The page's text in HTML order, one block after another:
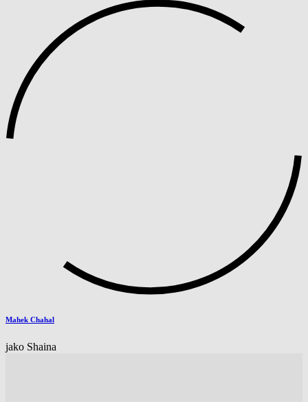
Mahek Chahal
jako Shaina